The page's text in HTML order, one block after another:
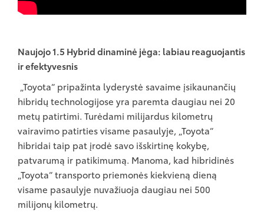
Naujojo 1.5 Hybrid dinaminė jėga: labiau reaguojantis
ir efektyvesnis
„Toyota“ pripažinta lyderystė savaime įsikaunančių
hibridų technologijose yra paremta daugiau nei 20
metų patirtimi. Turėdami milijardus kilometrų
vairavimo patirties visame pasaulyje, „Toyota“
hibridai taip pat įrodė savo išskirtinę kokybę,
patvarumą ir patikimumą. Manoma, kad hibridinės
„Toyota“ transporto priemonės kiekvieną dieną
visame pasaulyje nuvažiuoja daugiau nei 500
milijonų kilometrų.